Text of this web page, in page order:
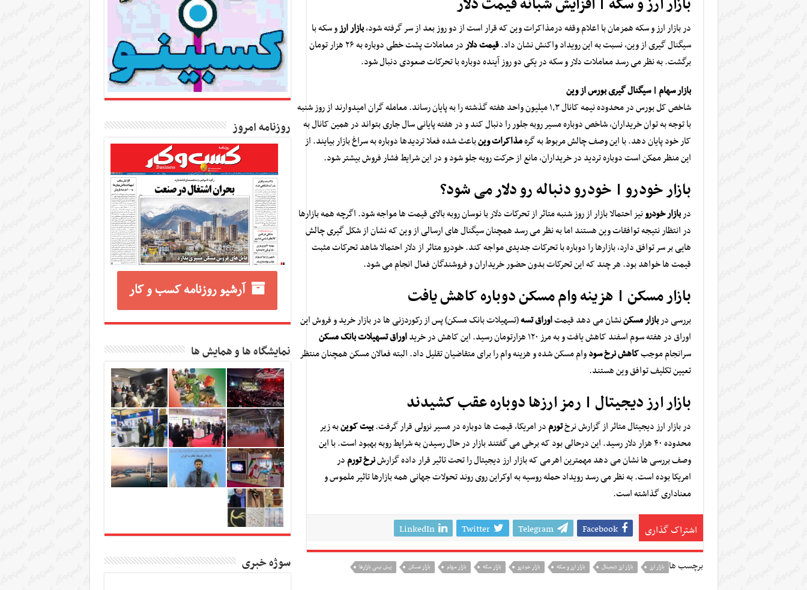
در بازار ارز و سکه همزمان با اعلام وقفه درمذاکرات وین که قرار است از دو روز بعد از سر گرفته شود،بازار ارزو سکه با
سیگنال گیری از وین، نسبت به این رویداد واکنش نشان داد.قیمت دلار
در معاملات پشت خطی دوباره به ۲۶ هزار تومان
برگشت. به نظر می رسد معاملات دلار و سکه در یکی دو روز آینده دوباره با تحرکات صعودی دنبال شود.
بازار سهام | سیگنال گیری بورس از وین
شاخص کل بورس در محدوده نیمه کانال ۱٫۳ میلیون واحد هفته گذشته را به پایان رساند. معامله گران امیدوارند از روز شنبه
با توجه به توان خریداران، شاخص دوباره مسیر روبه جلور را دنبال کند و در هفته پایانی سال جاری بتواند در همین کانال به
کار خود پایان دهد. با این وصف چالش مربوط به گرهمذاکرات وینباعث شده فعلا تردیدها دوباره به سراغ بازار بیایند. از
این منظر ممکن است دوباره تردید در خریداران، مانع از حرکت روبه جلو شود و در این شرایط فشار فروش بیشتر شود.
بازار خودرو | خودرو دنباله رو دلار می شود؟
دربازار خودرونیز احتمالا بازار از روز شنبه متاثر از تحرکات دلار با نوسان روبه بالای قیمت ها مواجه شود. اگرچه همه بازارها
در انتظار نتیجه توافقات وین هستند اما به نظر می رسد همچنان سیگنال های ارسالی از وین که نشان از شکل گیری چالش
هایی بر سر توافق دارد، بازارها را دوباره با تحرکات جدیدی مواجه کند. خودرو متاثر از دلار احتمالا شاهد تحرکات مثبت
قیمت ها خواهد بود. هر چند که این تحرکات بدون حضور خریداران و فروشندگان فعال انجام می شود.
بازار مسکن | هزینه وام مسکن دوباره کاهش یافت
بررسی دربازار مسکننشان می دهد قیمتاوراق تسه(تسهیلات بانک مسکن) پس از رکوردزنی ها در بازار خرید و فروش این
اوراق در هفته سوم اسفند کاهش یافت و به مرز ۱۲۰ هزارتومان رسید. این کاهش در خرید
اوراق تسهیلات بانک مسکن
سرانجام موجبکاهش نرخ سودوام مسکن شده و هزینه وام را برای متقاضیان تقلیل داد. البته فعالان مسکن همچنان منتظر
تعیین تکلیف توافق وین هستند.
بازار ارز دیجیتال | رمز ارزها دوباره عقب کشیدند
در بازار ارز دیجیتال متاثر از گزارش نرختورمدر امریکا، قیمت ها دوباره در مسیر نزولی قرار گرفت.بیت کوینبه زیر
محدوده ۴۰ هزار دلار رسید. این درحالی بود که برخی می گفتند بازار در حال رسیدن به شرایط روبه بهبود است. با این
وصف بررسی ها نشان می دهد مهمترین اهرمی که بازار ارز دیجیتال را تحت تاثیر قرار داده گزارشنرخ تورمدر
امریکا بوده است. به نظر می رسد رویداد حمله روسیه به اوکراین روی روند تحولات جهانی همه بازارها تاثیر ملموس و
معناداری گذاشته است.
اشتراک گذاری Facebook
Telegram
Twitter
LinkedIn
برچسب ها بازار ارز بازار ارز دیجیتال بازار ارز و سکه بازار خودرو بازار سکه بازار سهام بازار مسکن پیش بینی بازارها
روزنامه امروز
آرشیو روزنامه کسب و کار
نمایشگاه ها و همایش ها
سوژه خبری